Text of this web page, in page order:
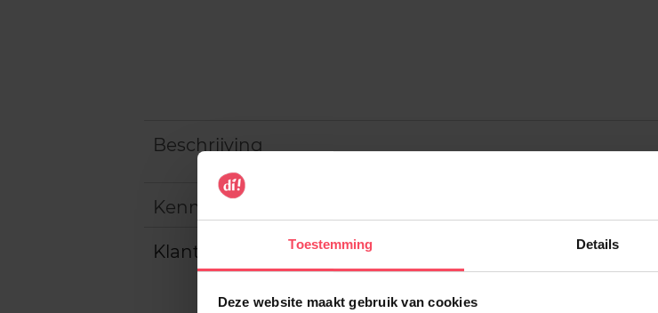
Toestemming Details
Deze website maakt gebruik van cookies
Beschrijving
Kenmerken
Klantereview